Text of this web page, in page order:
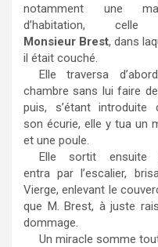
notamment une
d’habitation,
Monsieur Brest, dans
il était couché.
Elle traversa
chambre sans lui faire
puis, s’étant introduite
son écurie, elle y tua un
et une poule.
Elle sortit ensuite
entra par l’escalier,
Vierge, enlevant le
que M. Brest, à juste
dommage.
Un miracle somme